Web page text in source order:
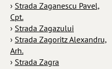
› Strada Zaganescu Pavel,
Cpt.
› Strada Zagazului
› Strada Zagoritz Alexandru,
Arh.
› Strada Zagra